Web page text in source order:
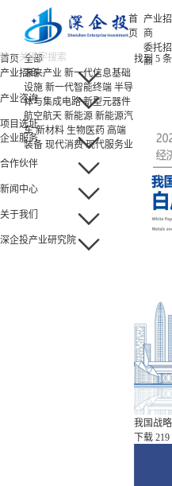
首
页
产业招
商
委托招
商
招商培
园区运
营
首页
产业招商
产业咨询
项目选址
企业服务
合作伙伴
新闻中心
关于我们
深企投产业研究院
全部
未来产业 新一代信息基础
设施 新一代智能终端 半导
体与集成电路 新型元器件
航空航天 新能源 新能源汽
车 新材料 生物医药 高端
装备 现代消费 现代服务业
找到 5
我国战
下载 219